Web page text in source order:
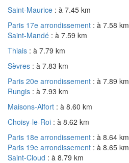
Saint-Maurice : à 7.45 km
Paris 17e arrondissement : à 7.58 km
Saint-Mandé : à 7.59 km
Thiais : à 7.79 km
Sèvres : à 7.83 km
Paris 20e arrondissement : à 7.89 km
Rungis : à 7.93 km
Maisons-Alfort : à 8.60 km
Choisy-le-Roi : à 8.62 km
Paris 18e arrondissement : à 8.64 km
Paris 19e arrondissement : à 8.65 km
Saint-Cloud : à 8.79 km